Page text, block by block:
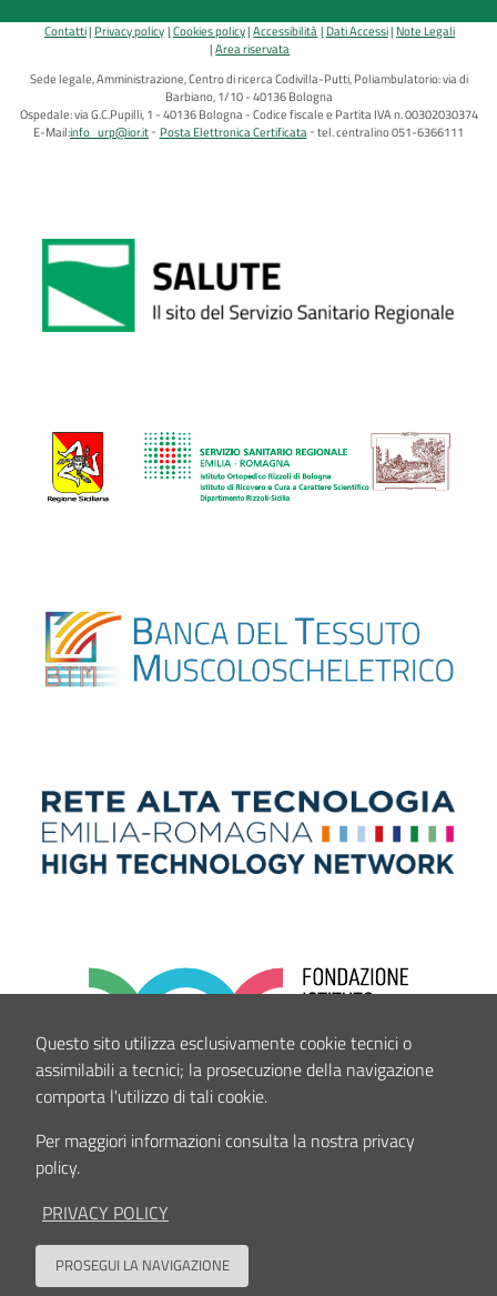
Contatti Privacy policy Cookies policy Accessibilità Dati Accessi Note Legali
Area riservata
Sede legale, Amministrazione, Centro di ricerca Codivilla-Putti, Poliambulatorio: via di
Barbiano, 1/10 - 40136 Bologna
Ospedale: via G.C.Pupilli, 1 - 40136 Bologna - Codice fiscale e Partita IVA n. 00302030374
E-Mail:info_urp@ior.it Posta Elettronica Certificata tel. centralino 051-6366111
Questo sito utilizza esclusivamente cookie tecnici o
assimilabili a tecnici; la prosecuzione della navigazione
comporta l'utilizzo di tali cookie.
Per maggiori informazioni consulta la nostra privacy
policy.
PRIVACY POLICY
PROSEGUI LA NAVIGAZIONE